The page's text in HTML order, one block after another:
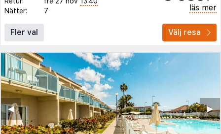
Nätter:
7 läs mer
Fler val Välj resa
▶︎
◀︎